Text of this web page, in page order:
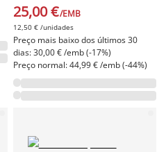
25,00 €/EMB
12,50 € /unidades
Preço mais baixo dos últimos 30
dias: 30,00 € /emb (-17%)
Preço normal: 44,99 € /emb (-44%)